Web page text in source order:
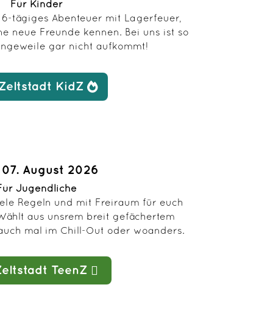
Für Kinder
tägiges Abenteuer mit Lagerfeuer,
neue Freunde kennen. Bei uns ist so
gar nicht aufkommt!
KidZ
07. August 2026
Jugendliche
Regeln und mit Freiraum für euch
aus unsrem breit gefächertem
mal im Chill-Out oder woanders.
TeenZ